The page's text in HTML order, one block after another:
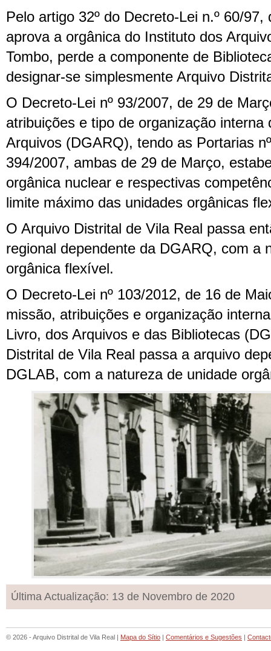
Pelo artigo 32º do Decreto-Lei n.º 60/
aprova a orgânica do Instituto dos
Tombo, perde a componente de
designar-se simplesmente Arquivo
O Decreto-Lei nº 93/2007, de 29 de
atribuições e tipo de organização interna
Arquivos (DGARQ), tendo as Portarias
394/2007, ambas de 29 de Março,
orgânica nuclear e respectivas
limite máximo das unidades orgânicas
O Arquivo Distrital de Vila Real passa
regional dependente da DGARQ, com a
orgânica flexível.
O Decreto-Lei nº 103/2012, de 16 de
missão, atribuições e organização
Livro, dos Arquivos e das Bibliotecas
Distrital de Vila Real passa a arquivo
DGLAB, com a natureza de unidade
Última Actualização: 13 de Novembro de 2020
© 2026 - Arquivo Distrital de Vila Real | Mapa do Sítio | Comentários e Sugestões |